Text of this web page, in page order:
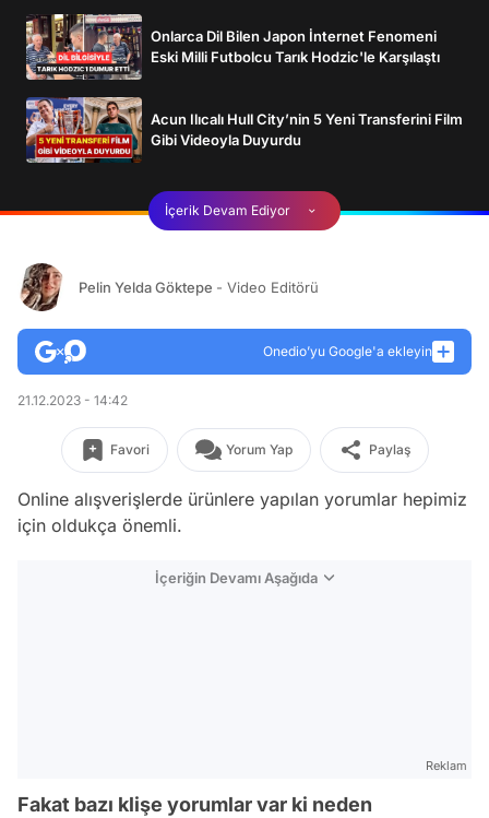
Onlarca Dil Bilen Japon İnternet Fenomeni
Eski Milli Futbolcu Tarık Hodzic'le Karşılaştı
Acun Ilıcalı Hull City’nin 5 Yeni Transferini Film
Gibi Videoyla Duyurdu
İçerik Devam Ediyor
Pelin Yelda Göktepe - Video Editörü
Onedio’yu Google'a ekleyin
21.12.2023 - 14:42
Favori Yorum Yap Paylaş
Online alışverişlerde ürünlere yapılan yorumlar hepimiz
için oldukça önemli.
İçeriğin Devamı Aşağıda
Reklam
Fakat bazı klişe yorumlar var ki neden